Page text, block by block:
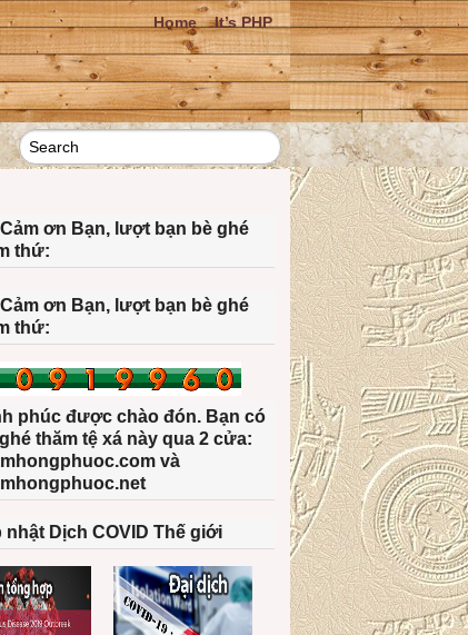
Home It’s PHP
ơn Bạn, lượt bạn bè ghé
thứ:
ơn Bạn, lượt bạn bè ghé
thứ:
phúc được chào đón. Bạn có
thăm tệ xá này qua 2 cửa:
và
nhật Dịch COVID Thế giới